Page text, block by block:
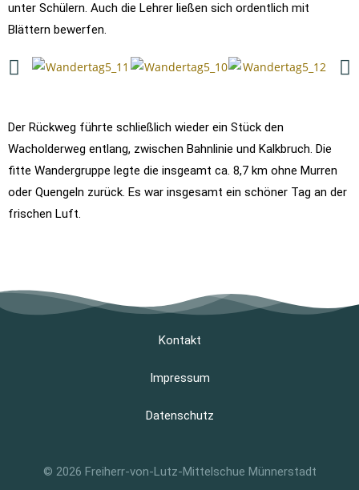
unter Schülern. Auch die Lehrer ließen sich ordentlich mit
Blättern bewerfen.
Der Rückweg führte schließlich wieder ein Stück den
Wacholderweg entlang, zwischen Bahnlinie und Kalkbruch. Die
fitte Wandergruppe legte die insgeamt ca. 8,7 km ohne Murren
oder Quengeln zurück. Es war insgesamt ein schöner Tag an der
frischen Luft.
Kontakt
Impressum
Datenschutz
© 2026 Freiherr-von-Lutz-Mittelschue Münnerstadt